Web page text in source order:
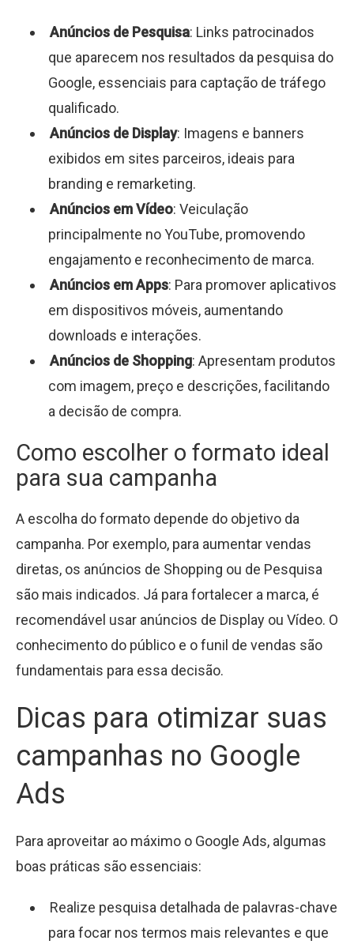
Anúncios de Pesquisa: Links patrocinados
que aparecem nos resultados da pesquisa do
Google, essenciais para captação de tráfego
qualificado.
Anúncios de Display: Imagens e banners
exibidos em sites parceiros, ideais para
branding e remarketing.
Anúncios em Vídeo: Veiculação
principalmente no YouTube, promovendo
engajamento e reconhecimento de marca.
Anúncios em Apps: Para promover aplicativos
em dispositivos móveis, aumentando
downloads e interações.
Anúncios de Shopping: Apresentam produtos
com imagem, preço e descrições, facilitando
a decisão de compra.
Como escolher o formato ideal
para sua campanha
A escolha do formato depende do objetivo da
campanha. Por exemplo, para aumentar vendas
diretas, os anúncios de Shopping ou de Pesquisa
são mais indicados. Já para fortalecer a marca, é
recomendável usar anúncios de Display ou Vídeo. O
conhecimento do público e o funil de vendas são
fundamentais para essa decisão.
Dicas para otimizar suas
campanhas no Google
Ads
Para aproveitar ao máximo o Google Ads, algumas
boas práticas são essenciais:
Realize pesquisa detalhada de palavras-chave
para focar nos termos mais relevantes e que